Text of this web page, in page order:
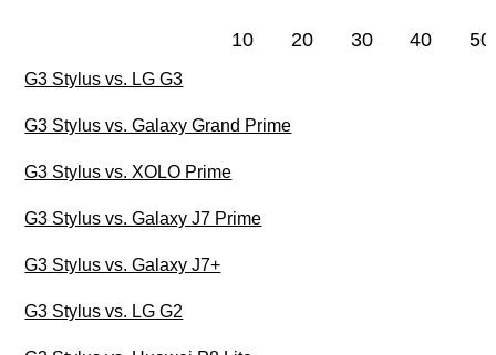
10 20 30 40 50
G3 Stylus vs. LG G3
G3 Stylus vs. Galaxy Grand Prime
G3 Stylus vs. XOLO Prime
G3 Stylus vs. Galaxy J7 Prime
G3 Stylus vs. Galaxy J7+
G3 Stylus vs. LG G2